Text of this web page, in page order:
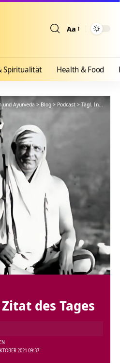
Aa
Spiritualität Health & Food
und Ayurveda > Blog > Podcast> Tägl. Inspiration
des Tages
2021 09:37